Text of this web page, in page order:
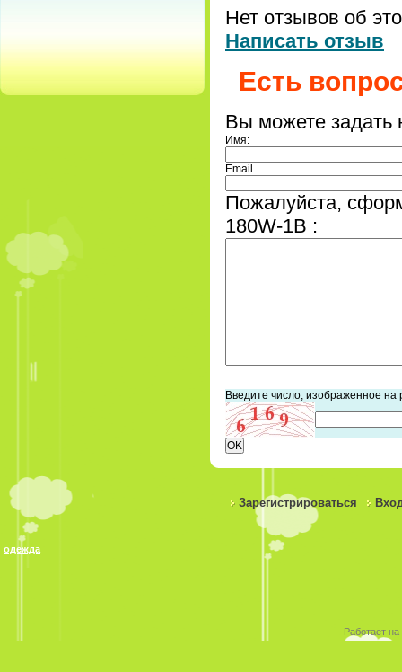
Нет отзывов об
Написать отзыв
Есть
Вы можете
Имя:
Email
Пожалуйста,
180W-1B :
Введите число, изображенное на
Зарегистрироваться
одежда
Работает